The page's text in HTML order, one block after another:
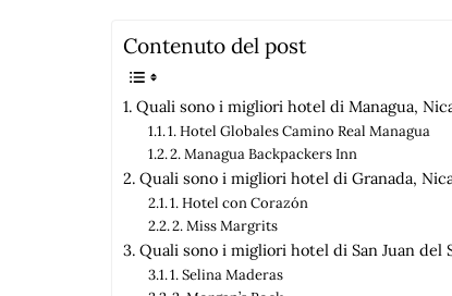
Contenuto del post
Quali sono i migliori hotel di Managua,
1. Hotel Globales Camino Real Managua
2. Managua Backpackers Inn
Quali sono i migliori hotel di Granada,
1. Hotel con Corazón
2. Miss Margrits
Quali sono i migliori hotel di San Juan del
1. Selina Maderas